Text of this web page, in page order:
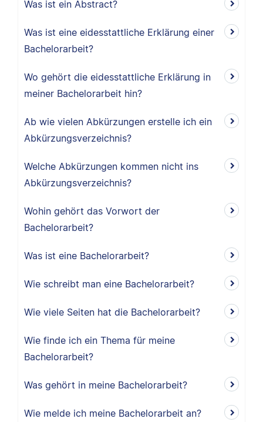
Was ist ein Abstract?
Was ist eine eidesstattliche Erklärung einer
Bachelorarbeit?
Wo gehört die eidesstattliche Erklärung in
meiner Bachelorarbeit hin?
Ab wie vielen Abkürzungen erstelle ich ein
Abkürzungsverzeichnis?
Welche Abkürzungen kommen nicht ins
Abkürzungsverzeichnis?
Wohin gehört das Vorwort der
Bachelorarbeit?
Was ist eine Bachelorarbeit?
Wie schreibt man eine Bachelorarbeit?
Wie viele Seiten hat die Bachelorarbeit?
Wie finde ich ein Thema für meine
Bachelorarbeit?
Was gehört in meine Bachelorarbeit?
Wie melde ich meine Bachelorarbeit an?